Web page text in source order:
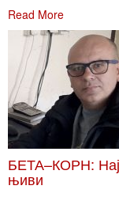
Read More
БЕТА–КОРН:
њиви